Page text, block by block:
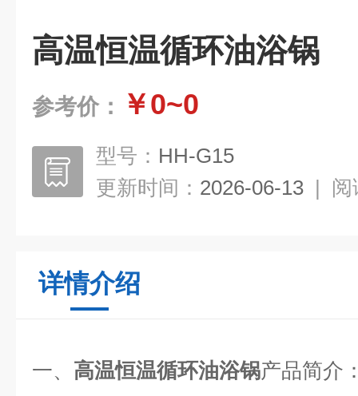
高温恒温循环油浴锅
参考价： ￥0~0
型号： HH-G15
更新时间： 2026-06-13 | 阅
详情介绍
一、 高温恒温循环油浴锅产品简介